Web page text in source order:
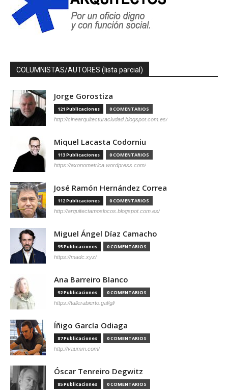
COLUMNISTAS/AUTORES (lista parcial)
Jorge Gorostiza
121 Publicaciones 0 COMENTARIOS
http://cinearquitecturaciudad.blogspot.com.es/
Miquel Lacasta Codorniu
113 Publicaciones 0 COMENTARIOS
https://axonometrica.wordpress.com/
José Ramón Hernández Correa
112 Publicaciones 0 COMENTARIOS
http://arquitectamoslocos.blogspot.com.es/
Miguel Ángel Díaz Camacho
95 Publicaciones 0 COMENTARIOS
https://madc.xyz/
Ana Barreiro Blanco
92 Publicaciones 0 COMENTARIOS
https://tallerabierto.gal/gl/
Íñigo García Odiaga
87 Publicaciones 0 COMENTARIOS
http://vaumm.com/
Óscar Tenreiro Degwitz
85 Publicaciones 0 COMENTARIOS